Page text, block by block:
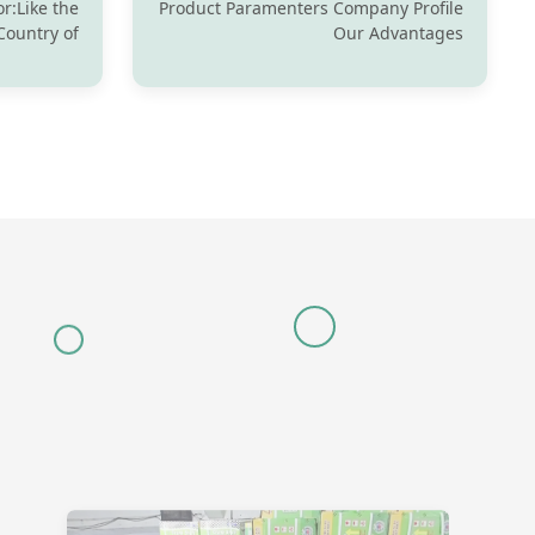
Product Paramenters Company Profile
Our Advantages
the
of
Product